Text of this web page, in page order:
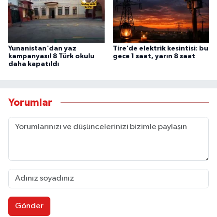
Yunanistan'dan yaz
kampanyası! 8 Türk okulu
daha kapatıldı
Tire’de elektrik kesintisi: bu
gece 1 saat, yarın 8 saat
Yorumlar
Gönder